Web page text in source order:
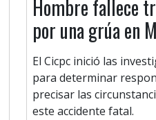
Hombre fallece
por una grúa en
El Cicpc inició las
para determinar
precisar las
este accidente fatal.